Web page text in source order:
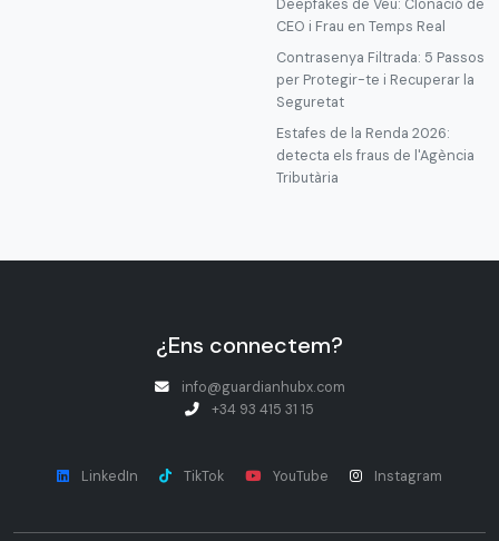
Deepfakes de Veu: Clonació de
CEO i Frau en Temps Real
Contrasenya Filtrada: 5 Passos
per Protegir-te i Recuperar la
Seguretat
Estafes de la Renda 2026:
detecta els fraus de l'Agència
Tributària
¿Ens connectem?
info@guardianhubx.com
+34 93 415 31 15
LinkedIn TikTok YouTube Instagram